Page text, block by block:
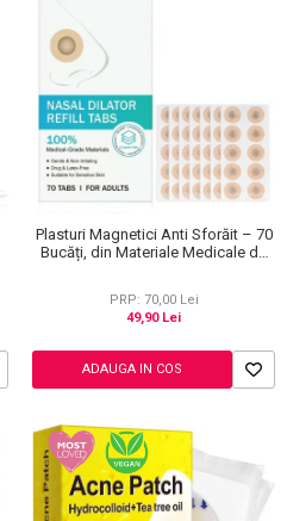
Plasturi Magnetici Anti Sforăit – 70
Bucăți, din Materiale Medicale de
PRP: 70,00 Lei
49,90 Lei
ADAUGA IN COS